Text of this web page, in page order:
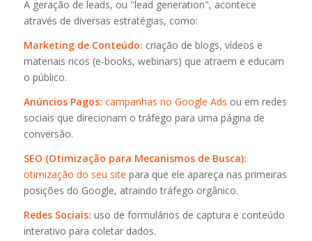
A geração de leads, ou "lead generation", acontece
através de diversas estratégias, como:
Marketing de Conteúdo: criação de blogs, vídeos e
materiais ricos (e-books, webinars) que atraem e educam
o público.
Anúncios Pagos: campanhas no Google Ads ou em redes
sociais que direcionam o tráfego para uma página de
conversão.
SEO (Otimização para Mecanismos de Busca):
otimização do seu site para que ele apareça nas primeiras
posições do Google, atraindo tráfego orgânico.
Redes Sociais: uso de formulários de captura e conteúdo
interativo para coletar dados.